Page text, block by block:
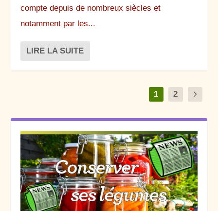
compte depuis de nombreux siècles et
notamment par les...
LIRE LA SUITE
1 2